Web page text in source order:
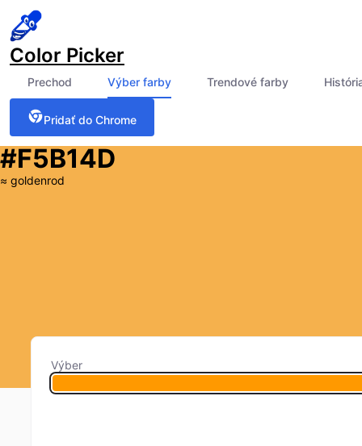
Color Picker
Prechod Výber farby Trendové farby
Pridať do Chrome
#F5B14D
≈ goldenrod
Výber